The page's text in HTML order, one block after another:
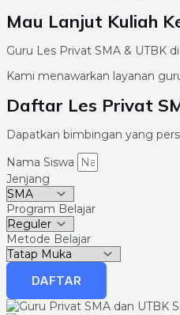
Mau Lanjut Kuliah
Guru Les Privat SMA & UTBK
Kami menawarkan layanan
Daftar Les Privat
Dapatkan bimbingan yang
Nama Siswa
Jenjang
Program Belajar
Metode Belajar
DAFTAR